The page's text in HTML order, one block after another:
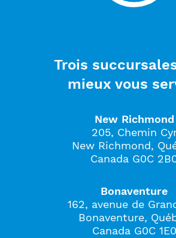
Trois
mieux vous
New Richmond
205, Chemin
New Richmond,
Canada G0C
Bonaventure
162, avenue de
Bonaventure,
Canada G0C 1E0